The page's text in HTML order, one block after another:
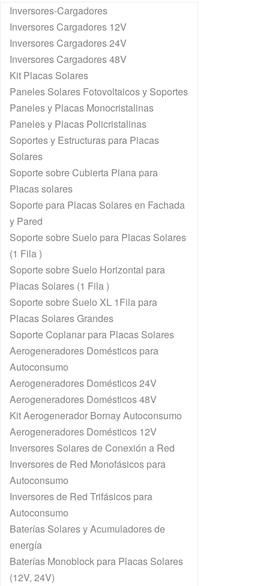
Inversores-Cargadores
Inversores Cargadores 12V
Inversores Cargadores 24V
Inversores Cargadores 48V
Kit Placas Solares
Paneles Solares Fotovoltaicos y Soportes
Paneles y Placas Monocristalinas
Paneles y Placas Policristalinas
Soportes y Estructuras para Placas
Solares
Soporte sobre Cubierta Plana para
Placas solares
Soporte para Placas Solares en Fachada
y Pared
Soporte sobre Suelo para Placas Solares
(1 Fila )
Soporte sobre Suelo Horizontal para
Placas Solares (1 Fila )
Soporte sobre Suelo XL 1Fila para
Placas Solares Grandes
Soporte Coplanar para Placas Solares
Aerogeneradores Domésticos para
Autoconsumo
Aerogeneradores Domésticos 24V
Aerogeneradores Domésticos 48V
Kit Aerogenerador Bornay Autoconsumo
Aerogeneradores Domésticos 12V
Inversores Solares de Conexión a Red
Inversores de Red Monofásicos para
Autoconsumo
Inversores de Red Trifásicos para
Autoconsumo
Baterías Solares y Acumuladores de
energía
Baterías Monoblock para Placas Solares
(12V, 24V)